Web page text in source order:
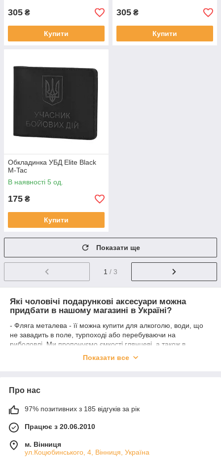
305 ₴
Купити
305 ₴
Купити
Обкладинка УБД Elite Black
M-Tac
В наявності 5 од.
175 ₴
Купити
Показати ще
1 / 3
Які чоловічі подарункові аксесуари можна
придбати в нашому магазині в Україні?
- Фляга металева - її можна купити для алкоголю, води, що
не завадить в поле, турпоході або перебуваючи на
риболовлі. Ми пропонуємо ємкості глянцеві, а також в
шкіряних чохлах. До речі, зверніть увагу на вставки,
- Стопки похідні в наборі - у вас також є можливість замовити
їх окремо. Така приналежність стане відмінним підручним
рішенням для невеликої компанії! Найчастіше комплектація
складається з 4 стопочок по 70, 150 мл. Зазвичай туристичні
чарки зроблені з нержавіючої сталі. Вона користується
популярністю завдяки властивостям матеріалу - добре
витримує механічні пошкодження, практично не
Показати все
Про нас
97% позитивних з 185 відгуків за рік
Працює з 20.06.2010
м. Вінниця
ул.Коцюбинського, 4, Вінниця, Україна